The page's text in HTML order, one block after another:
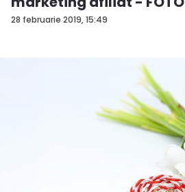
28 februarie 2019, 15:49